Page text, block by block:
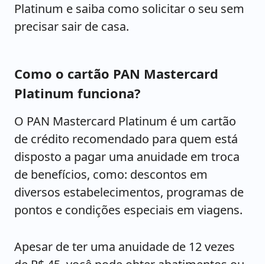
Platinum e saiba como solicitar o seu sem
precisar sair de casa.
Como o cartão PAN Mastercard
Platinum funciona?
O PAN Mastercard Platinum é um cartão
de crédito recomendado para quem está
disposto a pagar uma anuidade em troca
de benefícios, como: descontos em
diversos estabelecimentos, programas de
pontos e condições especiais em viagens.
Apesar de ter uma anuidade de 12 vezes